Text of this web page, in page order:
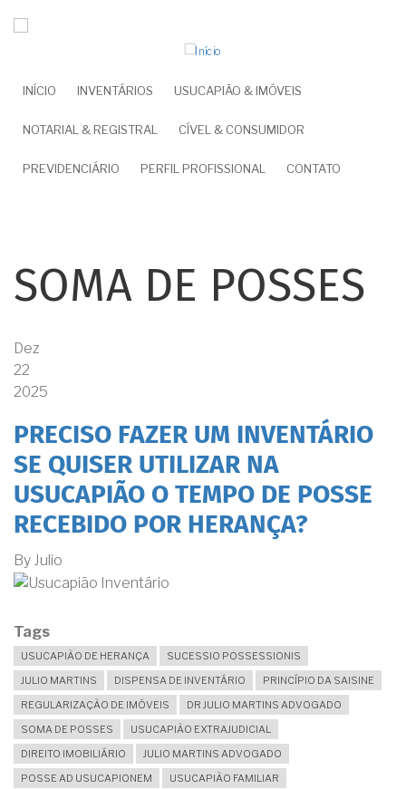
para
principal
NAVEGAÇÃO
INÍCIO INVENTÁRIOS USUCAPIÃO & IMÓVEIS
NOTARIAL & REGISTRAL CÍVEL & CONSUMIDOR
PREVIDENCIÁRIO PERFIL PROFISSIONAL CONTATO
SOMA DE POSSES
Dez
22
2025
PRECISO FAZER UM INVENTÁRIO
SE QUISER UTILIZAR NA
USUCAPIÃO O TEMPO DE POSSE
RECEBIDO POR HERANÇA?
By Julio
Tags
USUCAPIÃO DE HERANÇA
SUCESSIO POSSESSIONIS
JULIO MARTINS
DISPENSA DE INVENTÁRIO
PRINCÍPIO DA SAISINE
REGULARIZAÇÃO DE IMÓVEIS
DR JULIO MARTINS ADVOGADO
SOMA DE POSSES
USUCAPIÃO EXTRAJUDICIAL
DIREITO IMOBILIÁRIO
JULIO MARTINS ADVOGADO
POSSE AD USUCAPIONEM
USUCAPIÃO FAMILIAR